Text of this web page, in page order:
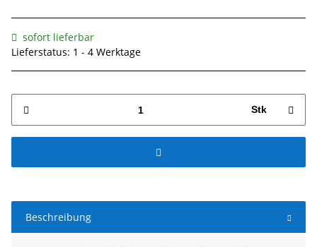
sofort lieferbar
Lieferstatus: 1 - 4 Werktage
Stk
Beschreibung